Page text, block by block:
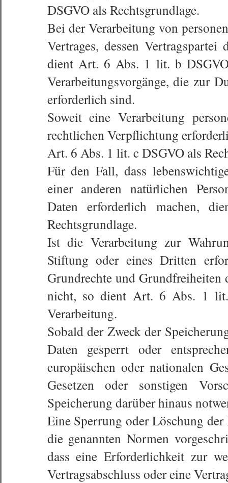
DSGVO als Rechtsgrundlage.
Bei der Verarbeitung von
Vertrages, dessen
dient Art. 6 Abs. 1 lit. b
Verarbeitungsvorgänge, die zur
erforderlich sind.
Soweit eine Verarbeitung
rechtlichen Verpflichtung
Art. 6 Abs. 1 lit. c DSGVO als
Für den Fall, dass
einer anderen natürlichen
Daten erforderlich machen,
Rechtsgrundlage.
Ist die Verarbeitung zur
Stiftung oder eines Dritten
Grundrechte und Grundfreiheiten
nicht, so dient Art. 6 Abs. 1
Verarbeitung.
Sobald der Zweck der
Daten gesperrt oder
europäischen oder nationalen
Gesetzen oder sonstigen
Speicherung darüber hinaus
Eine Sperrung oder Löschung
die genannten Normen
dass eine Erforderlichkeit zur
Vertragsabschluss oder eine